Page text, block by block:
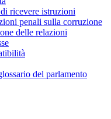
ricevere istruzioni
penali sulla corruzione
delle relazioni
del parlamento